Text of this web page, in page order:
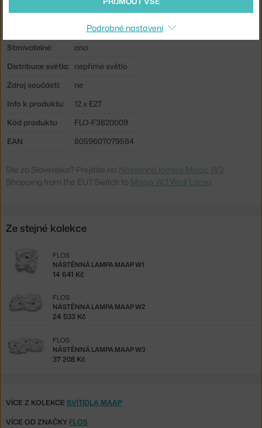
15 W
Stmívatelné:
ano
Distribuce světla: nepřímé světlo
Zdroj součástí:
ne
Info k produktu:
12 x E27
Kód produktu
FLO-F3820009
EAN
8059607079584
Ste zo Slovenska? Prejdite na Nástenná lampa Maap W3
Shopping from the EU? Switch to Maap W3 Wall Lamp
Ze stejné kolekce
NÁSTĚNNÁ LAMPA MAAP W1
FLOS
14 641 Kč
NÁSTĚNNÁ LAMPA MAAP W2
FLOS
24 533 Kč
NÁSTĚNNÁ LAMPA MAAP W3
FLOS
37 208 Kč
VÍCE Z KOLEKCE SVÍTIDLA MAAP
VÍCE OD ZNAČKY FLOS
Podrobné nastavení